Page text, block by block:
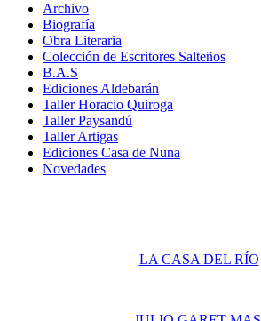
Archivo
Biografía
Obra Literaria
Colección de Escritores Salteños
B.A.S
Ediciones Aldebarán
Taller Horacio Quiroga
Taller Paysandú
Taller Artigas
Ediciones Casa de Nuna
Novedades
LA CASA DEL RÍO